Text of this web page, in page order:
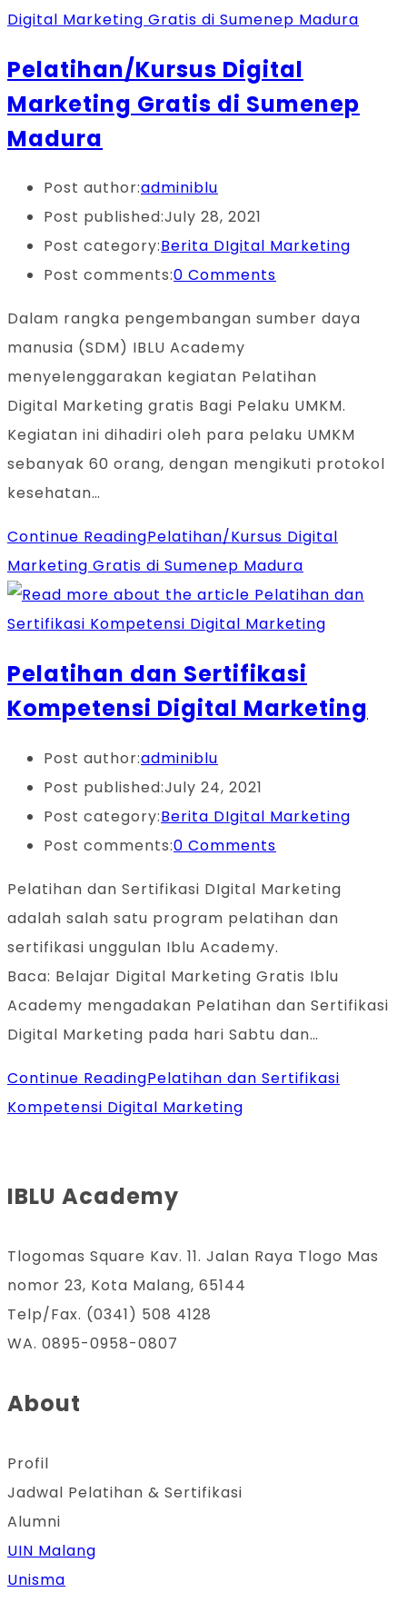
Pelatihan/Kursus Digital
Marketing Gratis di Sumenep
Madura
Post author:adminiblu
Post published:July 28, 2021
Post category:Berita DIgital Marketing
Post comments:0 Comments
Dalam rangka pengembangan sumber daya
manusia (SDM) IBLU Academy
menyelenggarakan kegiatan Pelatihan
Digital Marketing gratis Bagi Pelaku UMKM.
Kegiatan ini dihadiri oleh para pelaku UMKM
sebanyak 60 orang, dengan mengikuti protokol
kesehatan…
Continue ReadingPelatihan/Kursus Digital
Marketing Gratis di Sumenep Madura
Pelatihan dan Sertifikasi
Kompetensi Digital Marketing
Post author:adminiblu
Post published:July 24, 2021
Post category:Berita DIgital Marketing
Post comments:0 Comments
Pelatihan dan Sertifikasi DIgital Marketing
adalah salah satu program pelatihan dan
sertifikasi unggulan Iblu Academy.
Baca: Belajar Digital Marketing Gratis Iblu
Academy mengadakan Pelatihan dan Sertifikasi
Digital Marketing pada hari Sabtu dan…
Continue ReadingPelatihan dan Sertifikasi
Kompetensi Digital Marketing
IBLU Academy
Tlogomas Square Kav. 11. Jalan Raya Tlogo Mas
nomor 23, Kota Malang, 65144
Telp/Fax. (0341) 508 4128
WA. 0895-0958-0807
About
Profil
Jadwal Pelatihan & Sertifikasi
Alumni
UIN Malang
Unisma